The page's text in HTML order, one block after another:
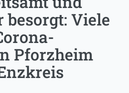
Viele
Pforzheim